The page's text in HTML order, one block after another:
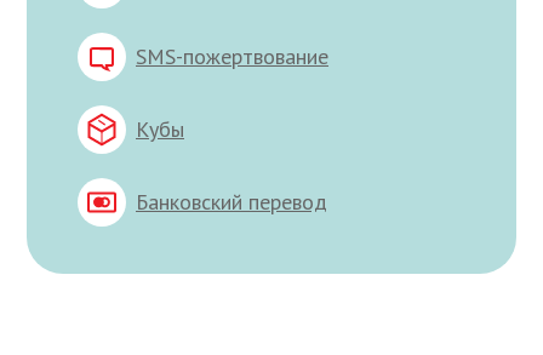
SMS-пожертвование
Кубы
Банковский перевод